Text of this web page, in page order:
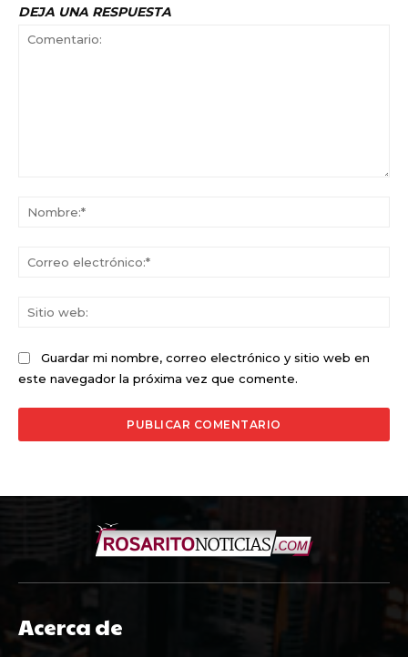
DEJA UNA RESPUESTA
Guardar mi nombre, correo electrónico y sitio web en
este navegador la próxima vez que comente.
Acerca de